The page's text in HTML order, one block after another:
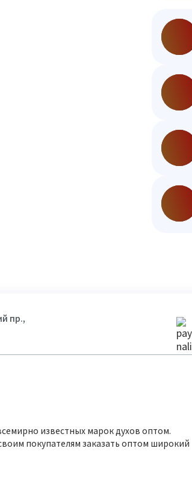
пр.,
известных марок духов оптом.
покупателям заказать оптом широкий